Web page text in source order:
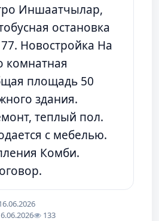
Иншаатчылар,
остановка
Новостройка На
комнатная
площадь 50
здания.
теплый пол.
с мебелью.
Комби.
133